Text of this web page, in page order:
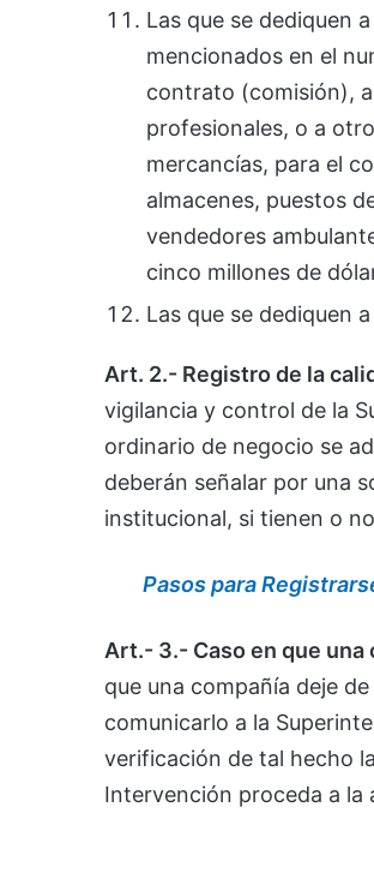
Las que se dediquen
mencionados en el
contrato (comisión),
profesionales, o a
mercancías, para el
almacenes, puestos
vendedores
cinco millones de
Las que se dediquen
Art. 2.- Registro de la
vigilancia y control de la
ordinario de negocio se
deberán señalar por una
institucional, si tienen o
Pasos para
Art.- 3.- Caso en que
que una compañía deje
comunicarlo a la
verificación de tal hecho
Intervención proceda a la